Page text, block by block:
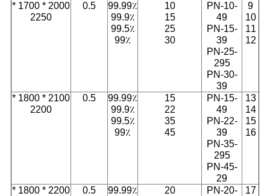
9
10
11
12
PN-10-
49
PN-15-
39
PN-25-
295
PN-30-
39
10
15
25
30
99.99٪
99.9٪
99.5٪
99٪
0.5
2000 * 1700 *
2250
13
14
15
16
PN-15-
49
PN-22-
39
PN-35-
295
PN-45-
29
15
22
35
45
99.99٪
99.9٪
99.5٪
99٪
0.5
2100 * 1800 *
2200
17
PN-20-
20 99.99٪ 0.5
2200 * 1800 *